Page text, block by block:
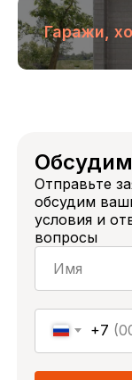
Гаражи,
Отправьте
обсудим
условия и
вопросы
+7
ООО «СнегириЮга»,
Политика